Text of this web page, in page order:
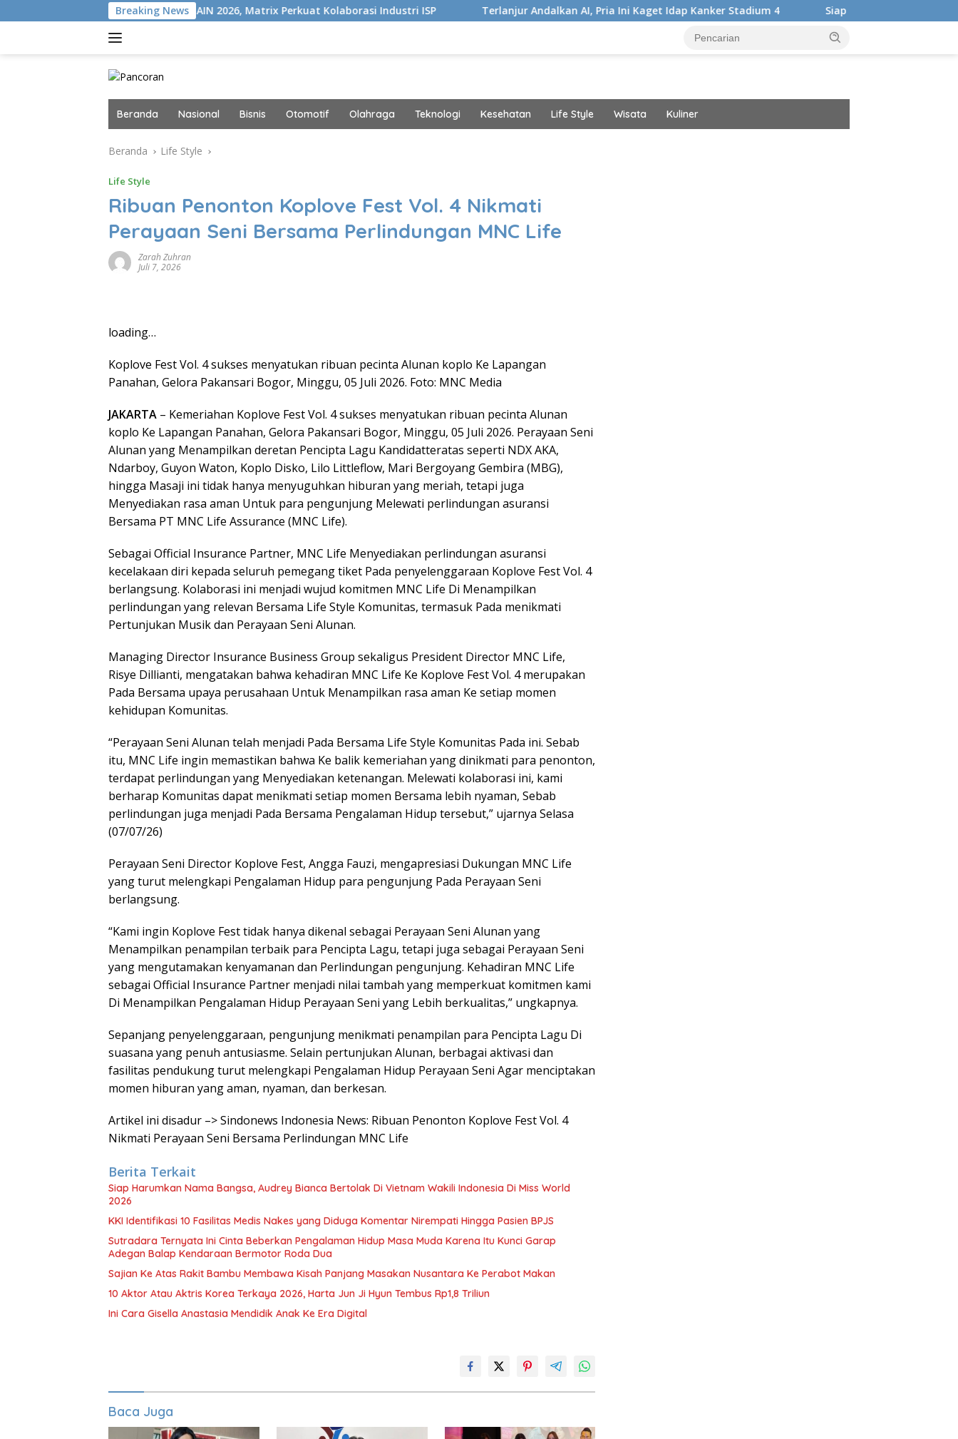
ke
Breaking News
Gelar MAIN 2026, Matrix Perkuat Kolaborasi Industri ISP Terlanjur Andalkan AI, Pria Ini Kaget Idap Kanker Stadium 4 Siap Harumkan Nama Bangsa, Audrey
Beranda Nasional Bisnis Otomotif Olahraga Teknologi Kesehatan Life Style Wisata Kuliner
Beranda Life Style
Life Style
Ribuan Penonton Koplove Fest Vol. 4 Nikmati
Perayaan Seni Bersama Perlindungan MNC Life
Zarah Zuhran
Juli 7, 2026
loading…
Koplove Fest Vol. 4 sukses menyatukan ribuan pecinta Alunan koplo Ke Lapangan
Panahan, Gelora Pakansari Bogor, Minggu, 05 Juli 2026. Foto: MNC Media
JAKARTA – Kemeriahan Koplove Fest Vol. 4 sukses menyatukan ribuan pecinta Alunan
koplo Ke Lapangan Panahan, Gelora Pakansari Bogor, Minggu, 05 Juli 2026. Perayaan Seni
Alunan yang Menampilkan deretan Pencipta Lagu Kandidatteratas seperti NDX AKA,
Ndarboy, Guyon Waton, Koplo Disko, Lilo Littleflow, Mari Bergoyang Gembira (MBG),
hingga Masaji ini tidak hanya menyuguhkan hiburan yang meriah, tetapi juga
Menyediakan rasa aman Untuk para pengunjung Melewati perlindungan asuransi
Bersama PT MNC Life Assurance (MNC Life).
Sebagai Official Insurance Partner, MNC Life Menyediakan perlindungan asuransi
kecelakaan diri kepada seluruh pemegang tiket Pada penyelenggaraan Koplove Fest Vol. 4
berlangsung. Kolaborasi ini menjadi wujud komitmen MNC Life Di Menampilkan
perlindungan yang relevan Bersama Life Style Komunitas, termasuk Pada menikmati
Pertunjukan Musik dan Perayaan Seni Alunan.
Managing Director Insurance Business Group sekaligus President Director MNC Life,
Risye Dillianti, mengatakan bahwa kehadiran MNC Life Ke Koplove Fest Vol. 4 merupakan
Pada Bersama upaya perusahaan Untuk Menampilkan rasa aman Ke setiap momen
kehidupan Komunitas.
“Perayaan Seni Alunan telah menjadi Pada Bersama Life Style Komunitas Pada ini. Sebab
itu, MNC Life ingin memastikan bahwa Ke balik kemeriahan yang dinikmati para penonton,
terdapat perlindungan yang Menyediakan ketenangan. Melewati kolaborasi ini, kami
berharap Komunitas dapat menikmati setiap momen Bersama lebih nyaman, Sebab
perlindungan juga menjadi Pada Bersama Pengalaman Hidup tersebut,” ujarnya Selasa
(07/07/26)
Perayaan Seni Director Koplove Fest, Angga Fauzi, mengapresiasi Dukungan MNC Life
yang turut melengkapi Pengalaman Hidup para pengunjung Pada Perayaan Seni
berlangsung.
“Kami ingin Koplove Fest tidak hanya dikenal sebagai Perayaan Seni Alunan yang
Menampilkan penampilan terbaik para Pencipta Lagu, tetapi juga sebagai Perayaan Seni
yang mengutamakan kenyamanan dan Perlindungan pengunjung. Kehadiran MNC Life
sebagai Official Insurance Partner menjadi nilai tambah yang memperkuat komitmen kami
Di Menampilkan Pengalaman Hidup Perayaan Seni yang Lebih berkualitas,” ungkapnya.
Sepanjang penyelenggaraan, pengunjung menikmati penampilan para Pencipta Lagu Di
suasana yang penuh antusiasme. Selain pertunjukan Alunan, berbagai aktivasi dan
fasilitas pendukung turut melengkapi Pengalaman Hidup Perayaan Seni Agar menciptakan
momen hiburan yang aman, nyaman, dan berkesan.
Artikel ini disadur –> Sindonews Indonesia News: Ribuan Penonton Koplove Fest Vol. 4
Nikmati Perayaan Seni Bersama Perlindungan MNC Life
Berita Terkait
Siap Harumkan Nama Bangsa, Audrey Bianca Bertolak Di Vietnam Wakili Indonesia Di Miss World
2026
KKI Identifikasi 10 Fasilitas Medis Nakes yang Diduga Komentar Nirempati Hingga Pasien BPJS
Sutradara Ternyata Ini Cinta Beberkan Pengalaman Hidup Masa Muda Karena Itu Kunci Garap
Adegan Balap Kendaraan Bermotor Roda Dua
Sajian Ke Atas Rakit Bambu Membawa Kisah Panjang Masakan Nusantara Ke Perabot Makan
10 Aktor Atau Aktris Korea Terkaya 2026, Harta Jun Ji Hyun Tembus Rp1,8 Triliun
Ini Cara Gisella Anastasia Mendidik Anak Ke Era Digital
Baca Juga